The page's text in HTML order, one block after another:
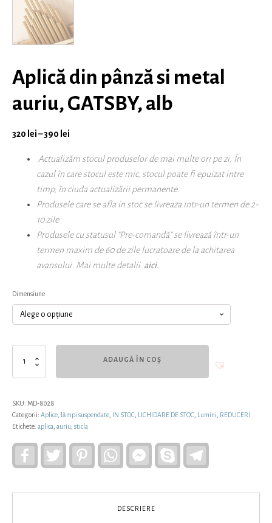
Aplică din pânză si metal
auriu, GATSBY, alb
320 lei–390 lei
Actualizăm stocul produselor de mai multe ori pe zi. În
cazul în care stocul este mic, stocul poate fi epuizat intre
timp, în ciuda actualizării permanente.
Produsele care se afla in stoc se livreaza intr-un termen de 2-
10 zile
Produsele cu statusul "Pre-comandă" se livrează într-un
termen maxim de 60 de zile lucratoarede la achitarea
avansului. Mai multe detalii aici.
Dimensiune
din
si
metal
auriu,
alb
ADAUGĂ ÎN COȘ
SKU: MD-8028
Categorii: Aplice, lămpi suspendate IN STOC LICHIDARE DE STOC Lumini REDUCERI
Etichete: aplica auriu sticla
FacebookTwitter PinterestWhatsAppFacebook
Messenger
Skype
DESCRIERE